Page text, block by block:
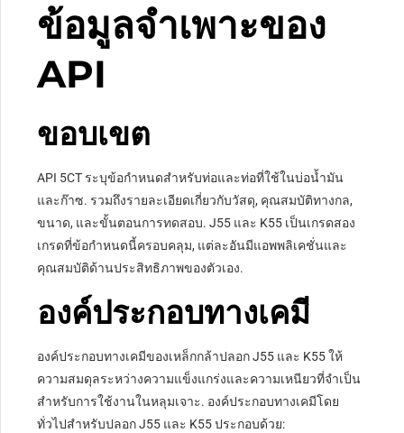
ข้อมูลจำเพาะของ
API
ขอบเขต
API 5CT ระบุข้อกำหนดสำหรับท่อและท่อที่ใช้ในบ่อน้ำมัน
และก๊าซ. รวมถึงรายละเอียดเกี่ยวกับวัสดุ, คุณสมบัติทางกล,
ขนาด, และขั้นตอนการทดสอบ. J55 และ K55 เป็นเกรดสอง
เกรดที่ข้อกำหนดนี้ครอบคลุม, แต่ละอันมีแอพพลิเคชั่นและ
คุณสมบัติด้านประสิทธิภาพของตัวเอง.
องค์ประกอบทางเคมี
องค์ประกอบทางเคมีของเหล็กกล้าปลอก J55 และ K55 ให้
ความสมดุลระหว่างความแข็งแกร่งและความเหนียวที่จำเป็น
สำหรับการใช้งานในหลุมเจาะ. องค์ประกอบทางเคมีโดย
ทั่วไปสำหรับปลอก J55 และ K55 ประกอบด้วย: